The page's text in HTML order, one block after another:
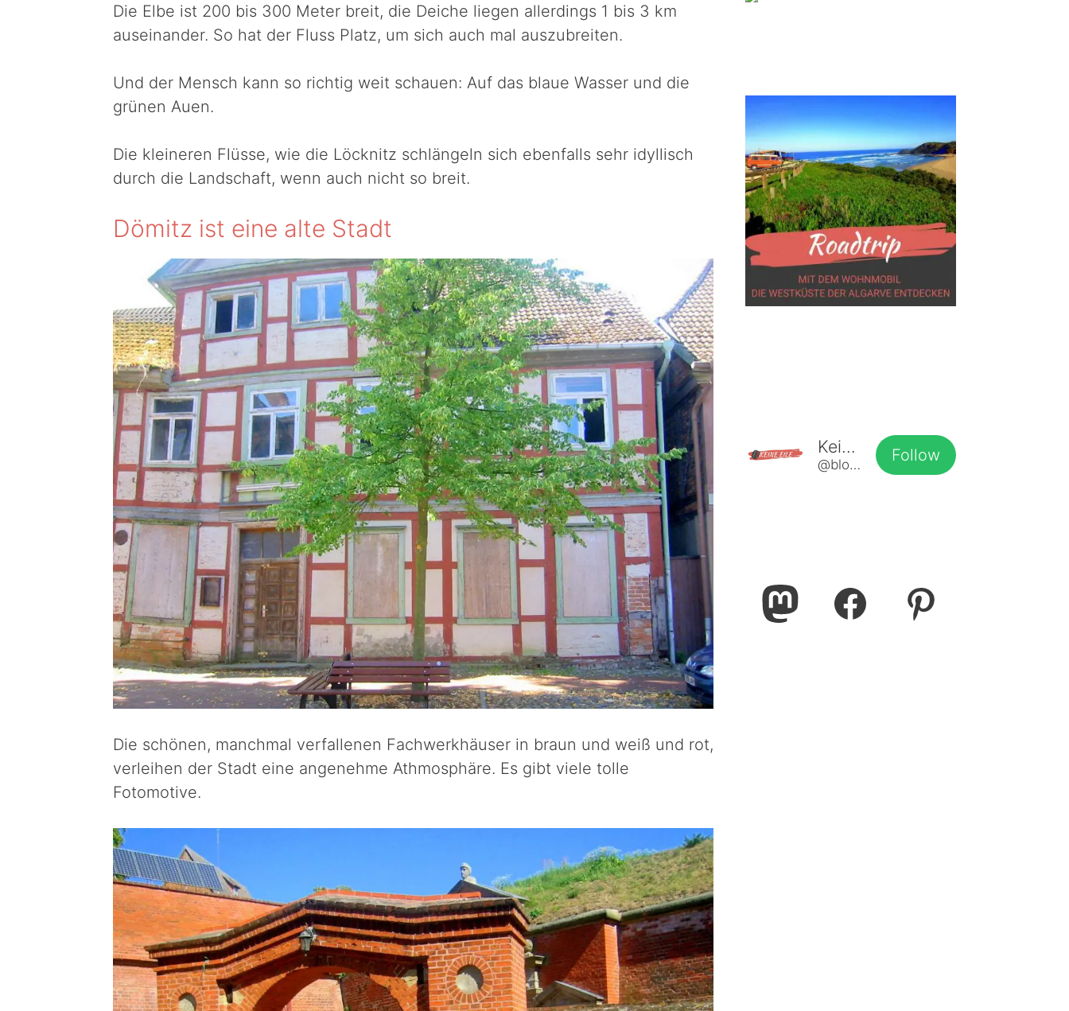
Die Elbe ist 200 bis 300 Meter breit, die Deiche liegen allerdings 1 bis 3 km
auseinander. So hat der Fluss Platz, um sich auch mal auszubreiten.
Und der Mensch kann so richtig weit schauen: Auf das blaue Wasser und die
grünen Auen.
Die kleineren Flüsse, wie die Löcknitz schlängeln sich ebenfalls sehr idyllisch
durch die Landschaft, wenn auch nicht so breit.
Dömitz ist eine alte Stadt
Die schönen, manchmal verfallenen Fachwerkhäuser in braun und weiß und rot,
verleihen der Stadt eine angenehme Athmosphäre. Es gibt viele tolle
Fotomotive.
Keine Eile
@blog@www.keine-eile.de
Follow
Mastodon Facebook Pinterest